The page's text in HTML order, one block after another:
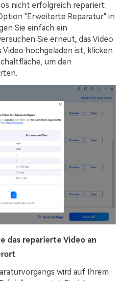
nicht erfolgreich repariert
"Erweiterte Reparatur" in
Sie einfach ein
Sie erneut, das Video
Video hochgeladen ist, klicken
um den
das reparierte Video an
wird auf Ihrem